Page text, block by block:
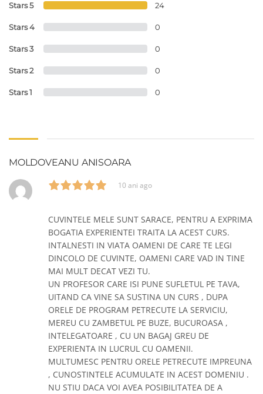
Stars 5 24
Stars 4 0
Stars 3 0
Stars 2 0
Stars 1 0
MOLDOVEANU ANISOARA
10 ani ago
CUVINTELE MELE SUNT SARACE, PENTRU A EXPRIMA
BOGATIA EXPERIENTEI TRAITA LA ACEST CURS.
INTALNESTI IN VIATA OAMENI DE CARE TE LEGI
DINCOLO DE CUVINTE, OAMENI CARE VAD IN TINE
MAI MULT DECAT VEZI TU.
UN PROFESOR CARE ISI PUNE SUFLETUL PE TAVA,
UITAND CA VINE SA SUSTINA UN CURS , DUPA
ORELE DE PROGRAM PETRECUTE LA SERVICIU,
MEREU CU ZAMBETUL PE BUZE, BUCUROASA ,
INTELEGATOARE , CU UN BAGAJ GREU DE
EXPERIENTA IN LUCRUL CU OAMENII.
MULTUMESC PENTRU ORELE PETRECUTE IMPREUNA
, CUNOSTINTELE ACUMULATE IN ACEST DOMENIU .
NU STIU DACA VOI AVEA POSIBILITATEA DE A